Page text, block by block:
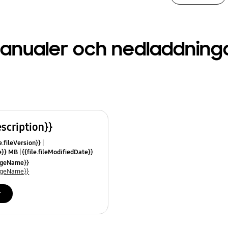
och
MB {{file.fileModifiedDate}}